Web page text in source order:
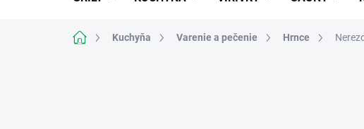
DomovKuchyňa Varenie a pečenie Hrnce